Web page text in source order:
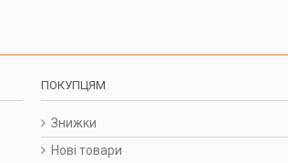
ПОКУПЦЯМ
Знижки
Нові товари